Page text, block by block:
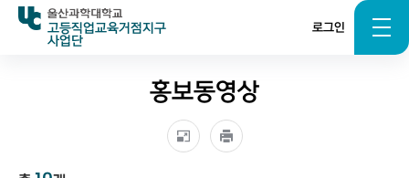
로그인
고등직업교육거점지구
사업단
홍보동영상